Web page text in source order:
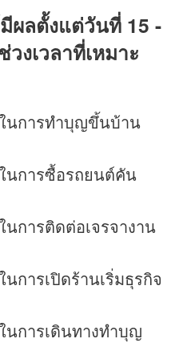
ผลตั้งแต่วันที่ 15 -
งเวลาที่เหมาะ
นการทำบุญขึ้นบ้าน
นการซื้อรถยนต์คัน
นการติดต่อเจรจางาน
การเปิดร้านเริ่มธุรกิจ
นการเดินทางทำบุญ